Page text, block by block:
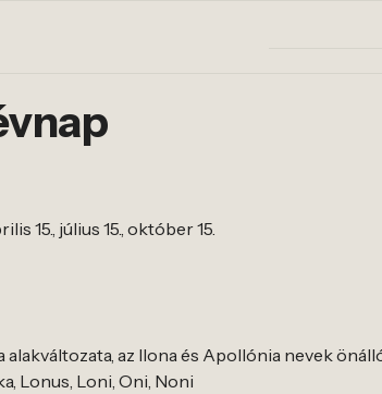
15., július 15., október 15.
az Ilona és Apollónia nevek
Lonus, Loni, Oni, Noni